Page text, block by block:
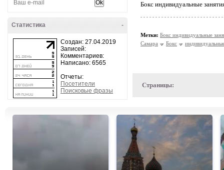
-
Статистика
Создан: 27.04.2019
Записей:
Комментариев:
Написано: 6565
Отчеты:
Посетители
Поисковые фразы
Бокс индивидуальные
Метки: Бокс индивидуальные
Самара
Бокс
Страницы: